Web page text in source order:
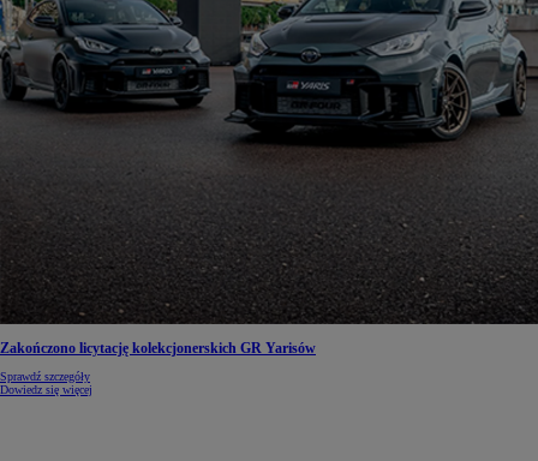
Zakończono licytację kolekcjonerskich GR Yarisów
Sprawdź szczegóły
Dowiedz się więcej